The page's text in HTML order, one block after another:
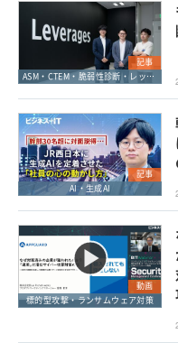
記事
ASM・CTEM・脆弱性診断・レッドチーム
記事
AI・生成AI
動画
標的型攻撃・ランサムウェア対策